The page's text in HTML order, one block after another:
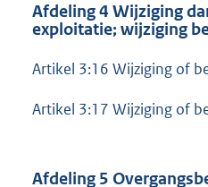
Afdeling 4 Wijziging
exploitatie; wijziging
Artikel 3:16 Wijziging of
Artikel 3:17 Wijziging of
Afdeling 5